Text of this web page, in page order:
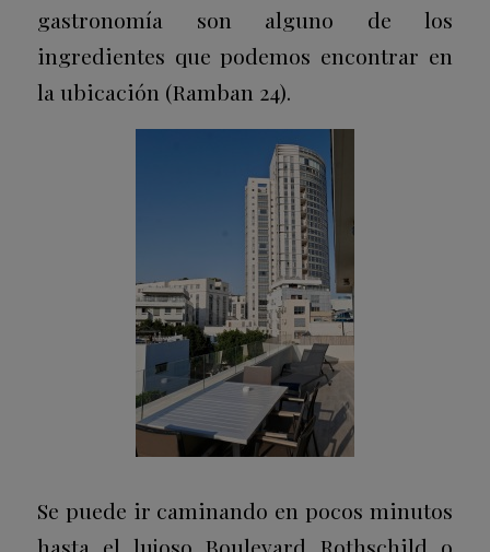
gastronomía son alguno de los
ingredientes que podemos encontrar en
la ubicación (Ramban 24).
Se puede ir caminando en pocos minutos
hasta el lujoso Boulevard Rothschild o